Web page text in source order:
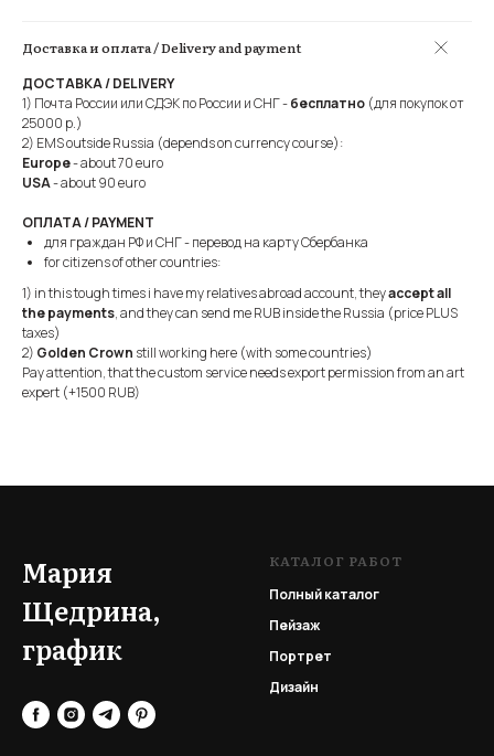
Доставка и оплата / Delivery and payment
ДОСТАВКА / DELIVERY
1) Почта России или СДЭК по России и СНГ -бесплатно (для покупок от
25000 р.)
2) EMS outside Russia (depends on currency course):
Europe- about 70 euro
USA- about 90 euro
ОПЛАТА / PAYMENT
для граждан РФ и СНГ - перевод на карту Сбербанка
for citizens of other countries:
1) in this tough times i have my relatives abroad account, theyaccept all
the payments, and they can send me RUB inside the Russia (price PLUS
taxes)
2) Golden Crown still working here (with some countries)
Pay attention, that the custom service needs export permission from an art
expert (+1500 RUB)
Мария
Щедрина,
график
КАТАЛОГ РАБОТ
Полный каталог
Пейзаж
Портрет
Дизайн